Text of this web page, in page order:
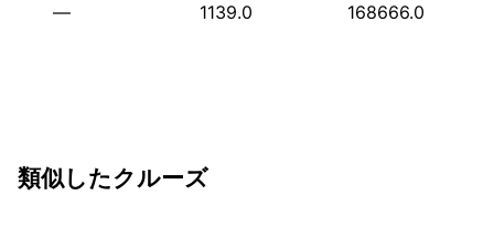
— 1139.0 168666.0
類似したクルーズ